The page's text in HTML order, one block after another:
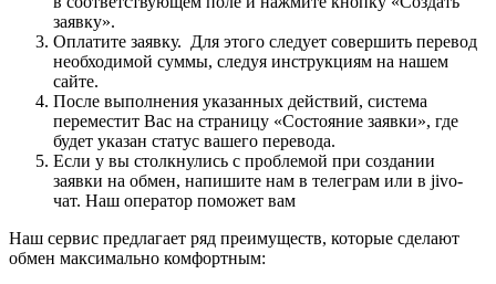
заявку».
Оплатите заявку. Для этого следует совершить перевод
необходимой суммы, следуя инструкциям на нашем
сайте.
После выполнения указанных действий, система
переместит Вас на страницу «Состояние заявки», где
будет указан статус вашего перевода.
Если у вы столкнулись с проблемой при создании
заявки на обмен, напишите нам в телеграм или в jivo-
чат. Наш оператор поможет вам
Наш сервис предлагает ряд преимуществ, которые сделают
обмен максимально комфортным: